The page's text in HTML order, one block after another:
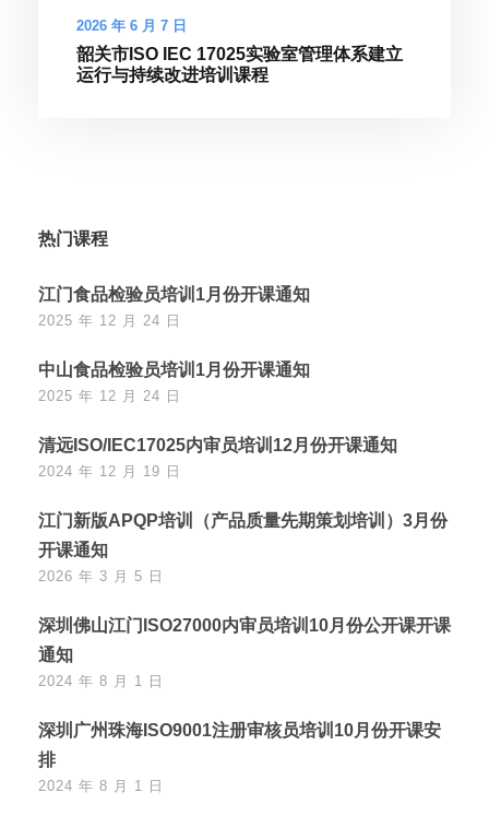
2026 年 6 月 7 日
韶关市ISO IEC 17025实验室管理体系建立
运行与持续改进培训课程
热门课程
江门食品检验员培训1月份开课通知
2025 年 12 月 24 日
中山食品检验员培训1月份开课通知
2025 年 12 月 24 日
清远ISO/IEC17025内审员培训12月份开课通知
2024 年 12 月 19 日
江门新版APQP培训（产品质量先期策划培训）3月份
开课通知
2026 年 3 月 5 日
深圳佛山江门ISO27000内审员培训10月份公开课开课
通知
2024 年 8 月 1 日
深圳广州珠海ISO9001注册审核员培训10月份开课安
排
2024 年 8 月 1 日